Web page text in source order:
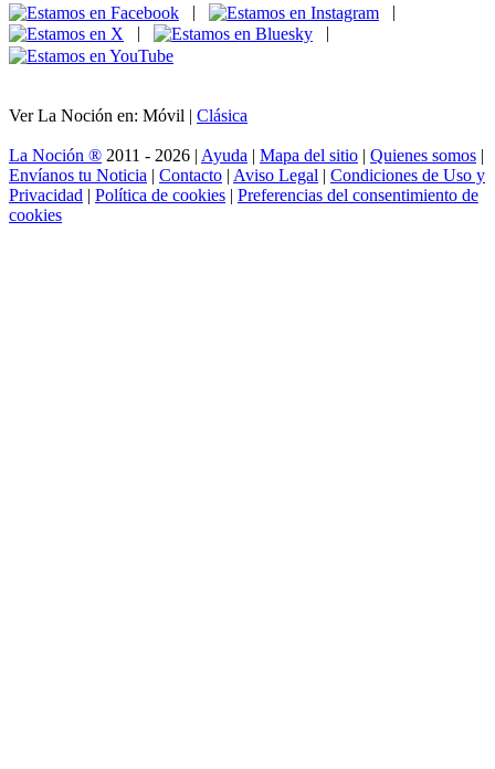
|
|
|
|
Ver La Noción en: Móvil | Clásica
La Noción ® 2011 - 2026 | Ayuda | Mapa del sitio | Quienes somos |
Envíanos tu Noticia | Contacto | Aviso Legal | Condiciones de Uso y
Privacidad | Política de cookies | Preferencias del consentimiento de
cookies